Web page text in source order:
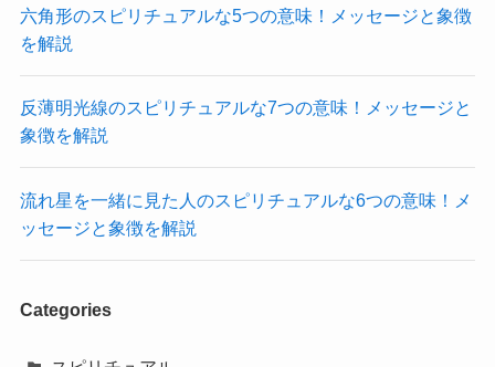
六角形のスピリチュアルな5つの意味！メッセージと象徴
を解説
反薄明光線のスピリチュアルな7つの意味！メッセージと
象徴を解説
流れ星を一緒に見た人のスピリチュアルな6つの意味！メ
ッセージと象徴を解説
Categories